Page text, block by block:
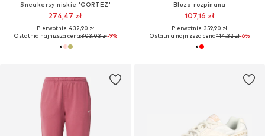
Sneakersy niskie 'CORTEZ'
274,47 zł
Pierwotnie: 432,90 zł
Ostatnia najniższa cena:303,03 zł-9%
Bluza rozpinana
107,16 zł
Pierwotnie: 359,90 zł
Ostatnia najniższa cena:114,32 zł-6%